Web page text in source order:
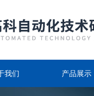
我们 产品展示